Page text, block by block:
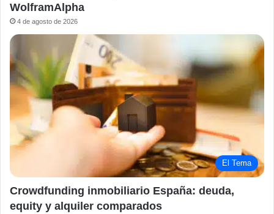
WolframAlpha
4 de agosto de 2026
El Tema
Crowdfunding inmobiliario España: deuda,
equity y alquiler comparados